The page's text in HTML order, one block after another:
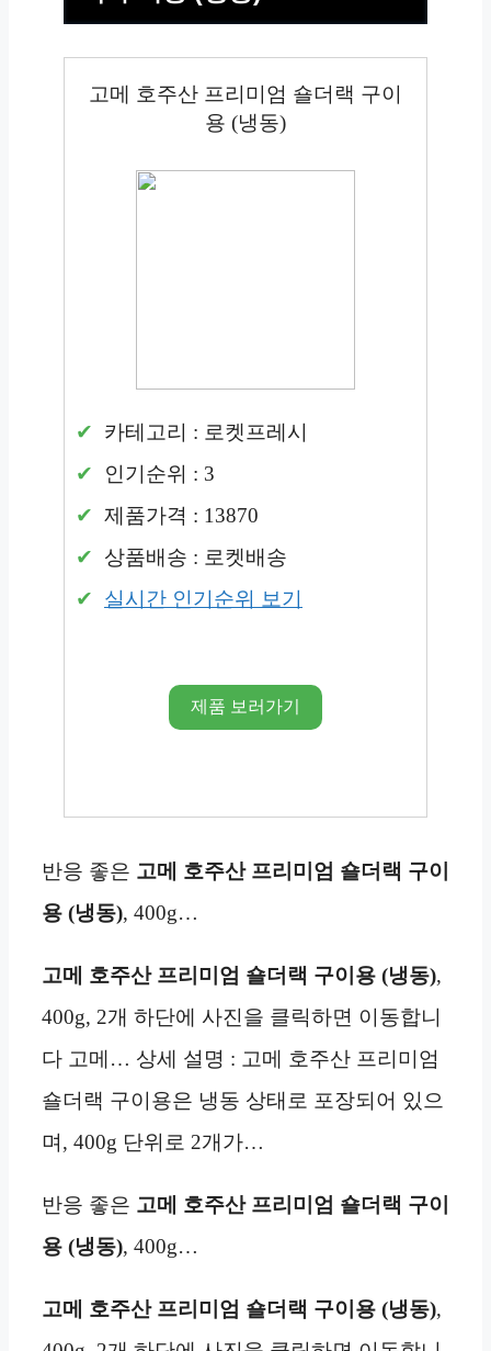
고메 호주산 프리미엄 숄더랙 구이
용 (냉동)
카테고리 : 로켓프레시
인기순위 : 3
제품가격 : 13870
상품배송 : 로켓배송
실시간 인기순위 보기
제품 보러가기
반응 좋은 고메 호주산 프리미엄 숄더랙 구이
용 (냉동), 400g…
고메 호주산 프리미엄 숄더랙 구이용 (냉동),
400g, 2개 하단에 사진을 클릭하면 이동합니
다 고메… 상세 설명 : 고메 호주산 프리미엄
숄더랙 구이용은 냉동 상태로 포장되어 있으
며, 400g 단위로 2개가…
반응 좋은 고메 호주산 프리미엄 숄더랙 구이
용 (냉동), 400g…
고메 호주산 프리미엄 숄더랙 구이용 (냉동),